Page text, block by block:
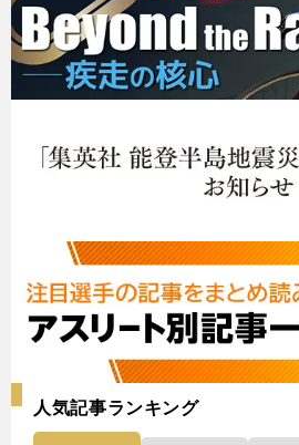
人気記事ランキング